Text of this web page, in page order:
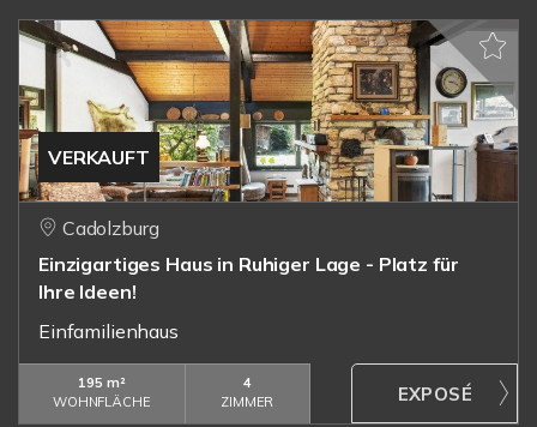
VERKAUFT
Cadolzburg
Einzigartiges Haus in Ruhiger Lage - Platz für
Ihre Ideen!
Einfamilienhaus
195 m²
WOHNFLÄCHE
4
ZIMMER